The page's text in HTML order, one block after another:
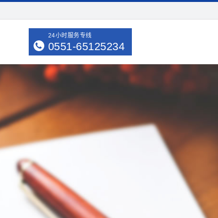
24小时服务专线
0551-65125234